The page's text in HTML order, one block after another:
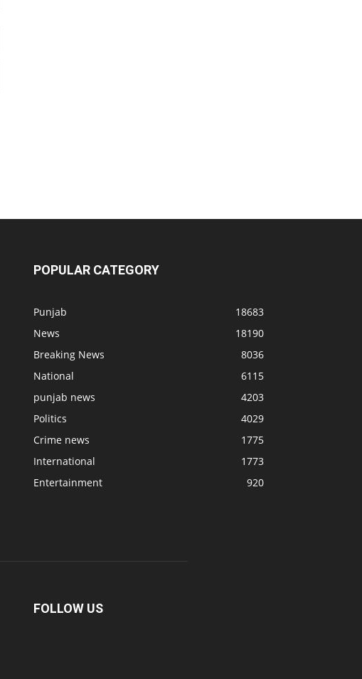
POPULAR CATEGORY
Punjab
18683
News
18190
Breaking News
8036
National
6115
punjab news
4203
Politics
4029
Crime news
1775
International
1773
Entertainment
920
FOLLOW US